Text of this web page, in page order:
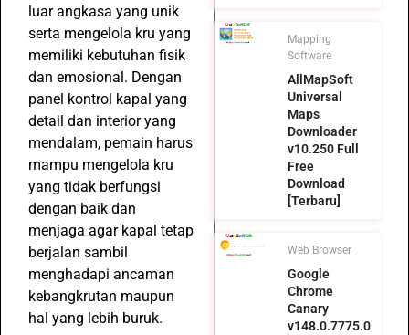
luar angkasa yang unik
serta mengelola kru yang
memiliki kebutuhan fisik
dan emosional. Dengan
panel kontrol kapal yang
detail dan interior yang
mendalam, pemain harus
mampu mengelola kru
yang tidak berfungsi
dengan baik dan
menjaga agar kapal tetap
berjalan sambil
menghadapi ancaman
kebangkrutan maupun
hal yang lebih buruk.
Mapping
Software
AllMapSoft
Universal
Maps
Downloader
v10.250 Full
Free
Download
[Terbaru]
Web Browser
Google
Chrome
Canary
v148.0.7775.0